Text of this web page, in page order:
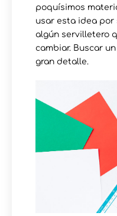
poquísimos
usar esta idea por
algún servilletero
cambiar. Buscar
gran detalle.